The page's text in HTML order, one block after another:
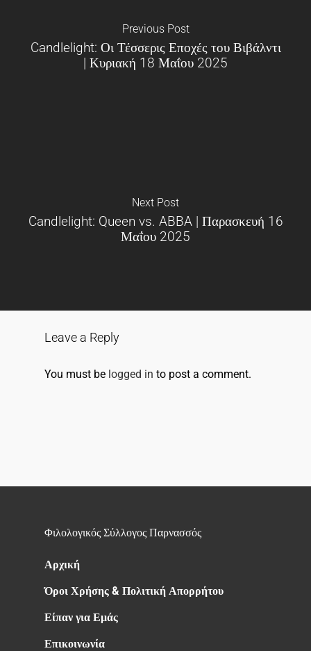
Previous Post
Candlelight: Οι Τέσσερις Εποχές του Βιβάλντι
| Κυριακή 18 Μαΐου 2025
Next Post
Candlelight: Queen vs. ABBA | Παρασκευή 16
Μαΐου 2025
Leave a Reply
You must be logged in to post a comment.
Φιλολογικός Σύλλογος Παρνασσός
Αρχική
Όροι Χρήσης & Πολιτική Απορρήτου
Είπαν για Εμάς
Επικοινωνία